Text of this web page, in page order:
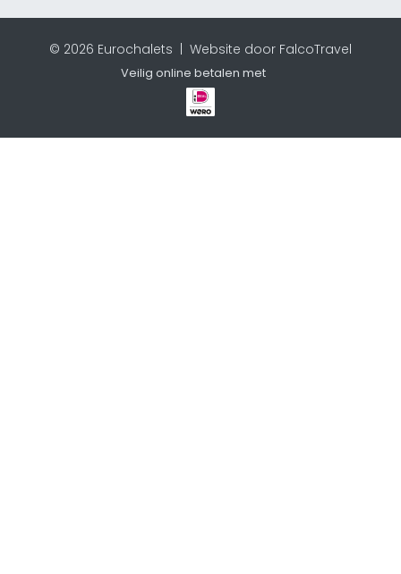
© 2026 Eurochalets | Website door FalcoTravel
Veilig online betalen met